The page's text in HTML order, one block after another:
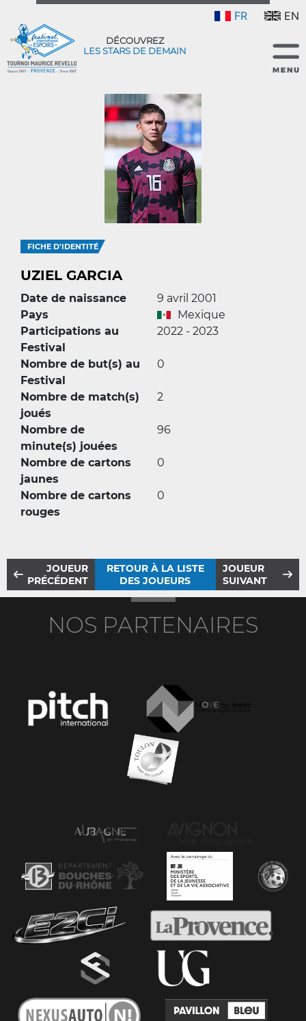
FR EN
DÉCOUVREZ
LES STARS DE DEMAIN
FICHE D'IDENTITÉ
UZIEL GARCIA
Date de naissance
9 avril 2001
Pays
Mexique
Participations au
Festival
2022 - 2023
Nombre de but(s) au
Festival
0
Nombre de match(s)
joués
2
Nombre de
minute(s) jouées
96
Nombre de cartons
jaunes
0
Nombre de cartons
rouges
0
JOUEUR
PRÉCÉDENT
RETOUR À LA LISTE
DES JOUEURS
JOUEUR
SUIVANT
NOS PARTENAIRES